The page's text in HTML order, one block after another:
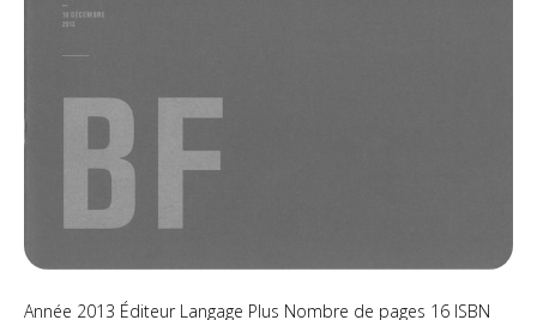
Année 2013 Éditeur Langage Plus Nombre de pages 16 ISBN